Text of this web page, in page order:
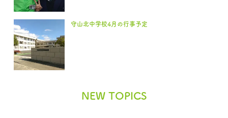
守山北中学校4月の行事予定
NEW TOPICS